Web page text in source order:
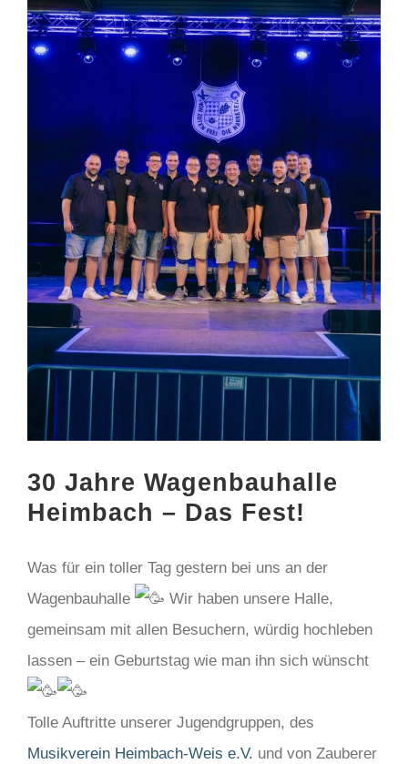
30 Jahre Wagenbauhalle
Heimbach – Das Fest!
Was für ein toller Tag gestern bei uns an der
Wagenbauhalle
Wir haben unsere Halle,
gemeinsam mit allen Besuchern, würdig hochleben
lassen – ein Geburtstag wie man ihn sich wünscht
Tolle Auftritte unserer Jugendgruppen, des
Musikverein Heimbach-Weis e.V. und von Zauberer